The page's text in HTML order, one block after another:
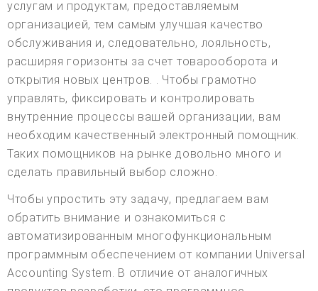
услугам и продуктам, предоставляемым
организацией, тем самым улучшая качество
обслуживания и, следовательно, лояльность,
расширяя горизонты за счет товарооборота и
открытия новых центров. . Чтобы грамотно
управлять, фиксировать и контролировать
внутренние процессы вашей организации, вам
необходим качественный электронный помощник.
Таких помощников на рынке довольно много и
сделать правильный выбор сложно.
Чтобы упростить эту задачу, предлагаем вам
обратить внимание и ознакомиться с
автоматизированным многофункциональным
программным обеспечением от компании Universal
Accounting System. В отличие от аналогичных